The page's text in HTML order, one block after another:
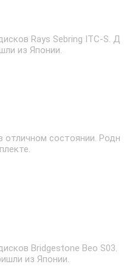
Rays Sebring ITC-S. Д
из Японии.
отличном состоянии. Родн
Bridgestone Beo S03.
из Японии.